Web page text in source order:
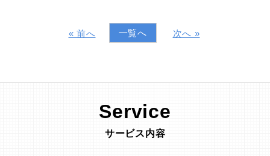
« 前へ 一覧へ 次へ »
Service
サービス内容